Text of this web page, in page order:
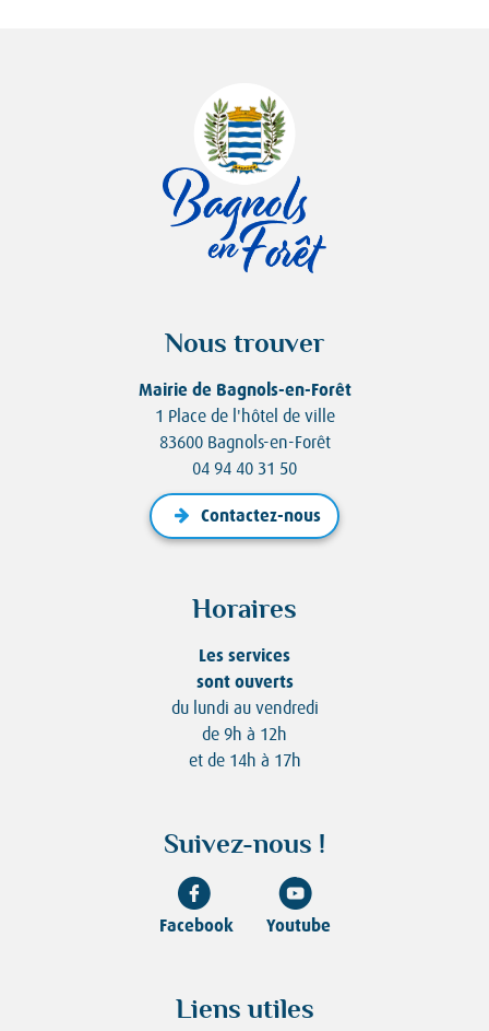
Nous trouver
Mairie de Bagnols-en-Forêt
1 Place de l'hôtel de ville
83600 Bagnols-en-Forêt
04 94 40 31 50
Contactez-nous
Horaires
Les services
sont ouverts
du lundi au vendredi
de 9h à 12h
et de 14h à 17h
Suivez-nous !
Facebook Youtube
Liens utiles